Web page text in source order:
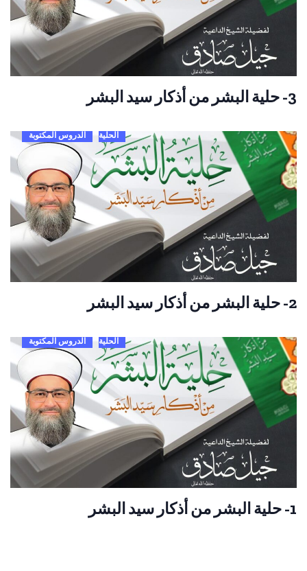
3- حلية البشر من أذكار سيد البشر
الحلية الدروس المكتوبة
2- حلية البشر من أذكار سيد البشر
الحلية الدروس المكتوبة
1- حلية البشر من أذكار سيد البشر